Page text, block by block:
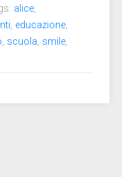
alice,
, educazione,
, scuola, smile,